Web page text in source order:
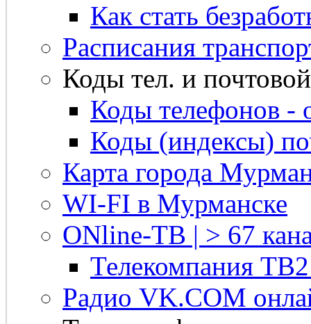
Как стать
Расписания
Коды тел. и
Коды телефонов -
Коды (индексы)
Карта города
WI-FI в Мурманске
ONline-ТВ | > 67
Телекомпания
Радио VK.COM